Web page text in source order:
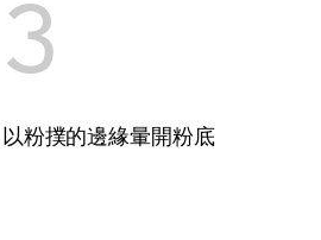
3
以粉撲的邊緣暈開粉底